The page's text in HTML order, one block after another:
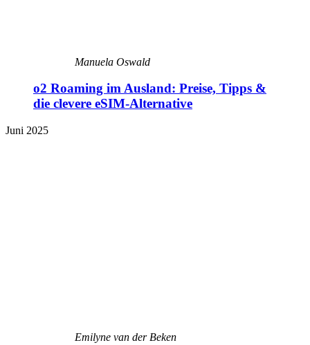
Manuela Oswald
o2 Roaming im Ausland: Preise, Tipps &
die clevere eSIM-Alternative
Juni 2025
Emilyne van der Beken